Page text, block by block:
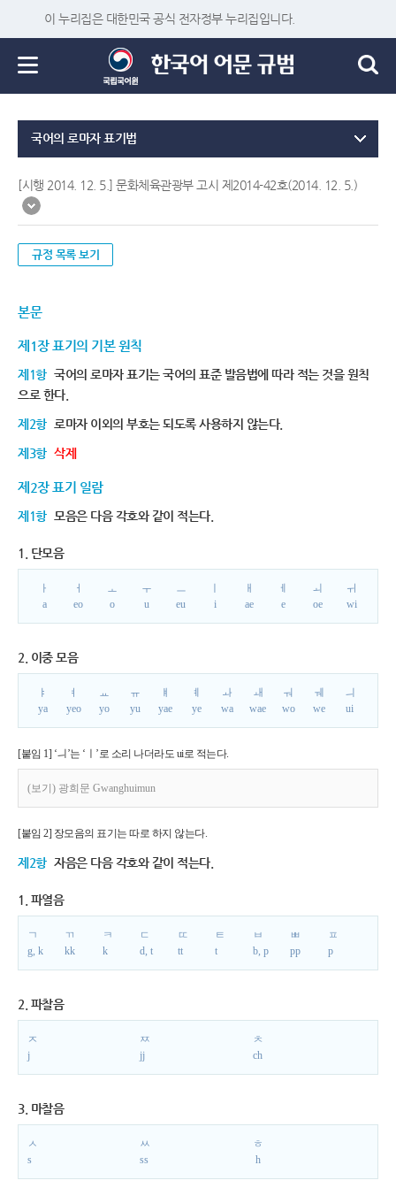
이 누리집은 대한민국 공식 전자정부 누리집입니다.
국어의 로마자 표기법
[시행 2014. 12. 5.] 문화체육관광부 고시 제2014-42호(2014. 12. 5.)
규정 목록 보기
본문
제1장 표기의 기본 원칙
제1항 국어의 로마자 표기는 국어의 표준 발음법에 따라 적는 것을 원칙
으로 한다.
제2항 로마자 이외의 부호는 되도록 사용하지 않는다.
제3항 삭제
제2장 표기 일람
제1항 모음은 다음 각호와 같이 적는다.
1. 단모음
ㅏ
a
ㅓ
eo
ㅗ
o
ㅜ
u
ㅡ
eu
i
ㅐ
ae
ㅔ
e
ㅚ
oe
ㅟ
wi
2. 이중 모음
ㅑ
ya
ㅕ
yeo
ㅛ
yo
ㅠ
yu
ㅒ
yae
ㅖ
ye
ㅘ
wa
ㅙ
wae
ㅝ
wo
ㅞ
we
ㅢ
ui
[붙임 1] ‘ㅢ’는 ‘ㅣ’로 소리 나더라도 ui로 적는다.
(보기) 광희문 Gwanghuimun
[붙임 2] 장모음의 표기는 따로 하지 않는다.
제2항 자음은 다음 각호와 같이 적는다.
1. 파열음
ㄱ
g, k
ㄲ
kk
ㅋ
k
ㄷ
d, t
ㄸ
tt
ㅌ
t
ㅂ
b, p
ㅃ
pp
ㅍ
p
2. 파찰음
ㅈ
j
ㅉ
jj
ㅊ
ch
3. 마찰음
ㅅ
s
ㅆ
ss
ㅎ
h